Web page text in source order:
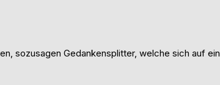
sozusagen Gedankensplitter, welche sich auf ein